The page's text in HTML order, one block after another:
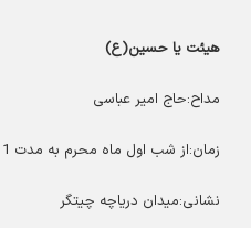
هیئت یا حسین(ع)
مداح:حاج امیر عباسی
زمان:از شب اول ماه محرم به مدت 11 شب از نماز مغرب
نشانی:میدان دریاچه چیتگر